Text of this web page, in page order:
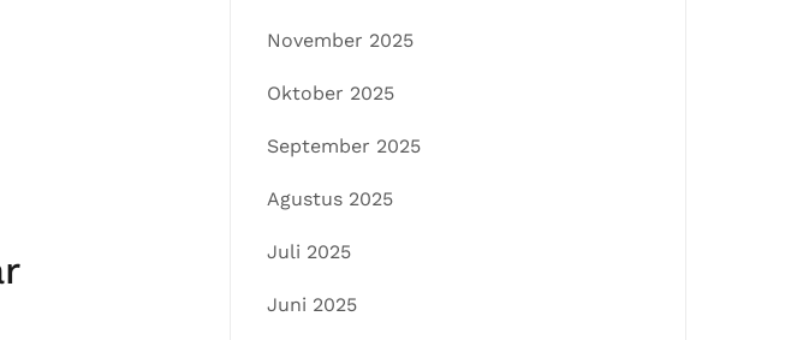
November 2025
Oktober 2025
September 2025
Agustus 2025
Juli 2025
Juni 2025